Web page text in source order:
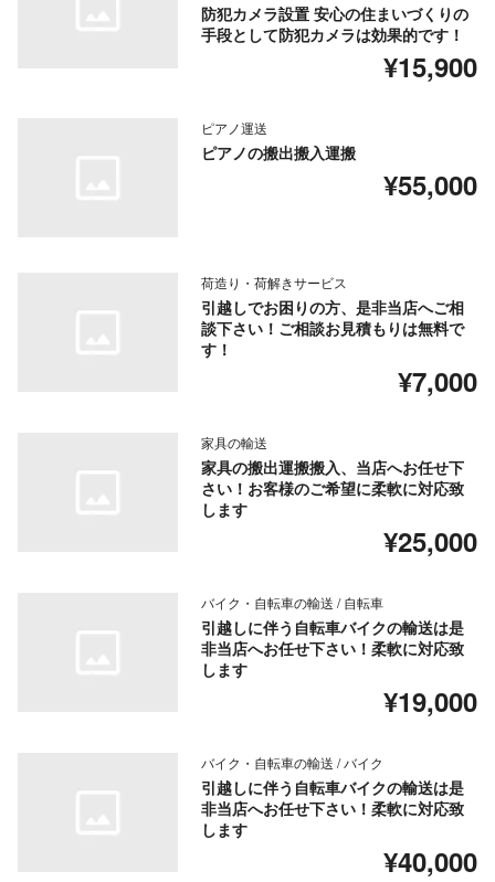
防犯カメラ設置 安心の住まいづくりの
手段として防犯カメラは効果的です！
¥15,900
ピアノ運送
ピアノの搬出搬入運搬
¥55,000
荷造り・荷解きサービス
引越しでお困りの方、是非当店へご相
談下さい！ご相談お見積もりは無料で
す！
¥7,000
家具の輸送
家具の搬出運搬搬入、当店へお任せ下
さい！お客様のご希望に柔軟に対応致
します
¥25,000
バイク・自転車の輸送 / 自転車
引越しに伴う自転車バイクの輸送は是
非当店へお任せ下さい！柔軟に対応致
します
¥19,000
バイク・自転車の輸送 / バイク
引越しに伴う自転車バイクの輸送は是
非当店へお任せ下さい！柔軟に対応致
します
¥40,000